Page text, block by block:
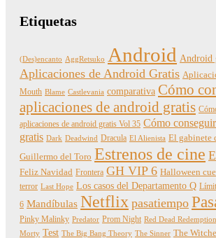
Etiquetas
(Des)encanto AggRetsuko Android Android
Aplicaciones de Android Gratis
Mouth Blame Castlevania comparativa Cómo
aplicaciones de android gratis
aplicaciones de android gratis Vol 35 Cómo
gratis Dark Deadwind Dracula El Alienista El gabinete
Guillermo del Toro Estrenos de cine
Feliz Navidad Frontera GH VIP 6 Halloween
terror Last Hope Los casos del Departamento Q
6 Mandíbulas Netflix pasatiempo
Pinky Malinky Predator Prom Night Red Dead
Morty Test The Big Bang Theory The Sinner The